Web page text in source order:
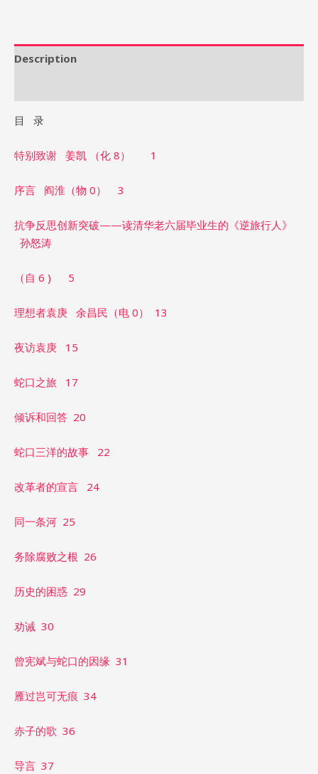
Description
目 录
特别致谢 姜凯 （化 8） 1
序言 阎淮（物 0） 3
抗争反思创新突破——读清华老六届毕业生的《逆旅行人》
孙怒涛
（自 6 ) 5
理想者袁庚 余昌民（电 0） 13
夜访袁庚 15
蛇口之旅 17
倾诉和回答 20
蛇口三洋的故事 22
改革者的宣言 24
同一条河 25
务除腐败之根 26
历史的困惑 29
劝诫 30
曾宪斌与蛇口的因缘 31
雁过岂可无痕 34
赤子的歌 36
导言 37